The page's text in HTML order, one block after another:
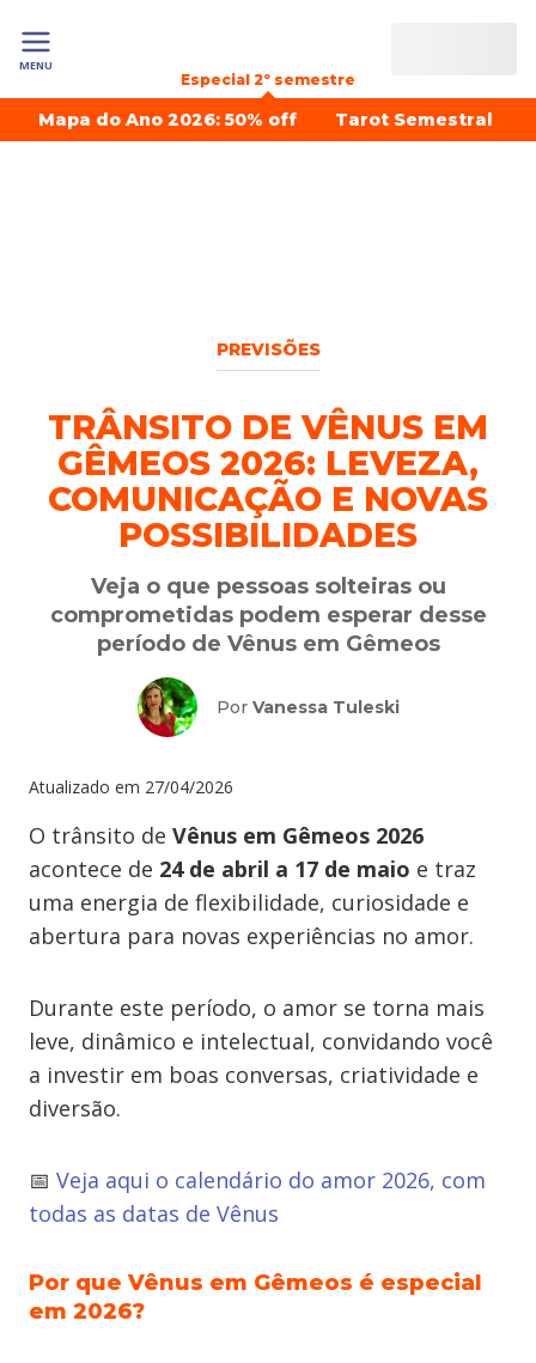
MENU
Especial 2º semestre
Mapa do Ano 2026: 50% off Tarot Semestral
PREVISÕES
TRÂNSITO DE VÊNUS EM
GÊMEOS 2026: LEVEZA,
COMUNICAÇÃO E NOVAS
POSSIBILIDADES
Veja o que pessoas solteiras ou
comprometidas podem esperar desse
período de Vênus em Gêmeos
Por Vanessa Tuleski
Atualizado em 27/04/2026
O trânsito de Vênus em Gêmeos 2026
acontece de 24 de abril a 17 de maio e traz
uma energia de flexibilidade, curiosidade e
abertura para novas experiências no amor.
Durante este período, o amor se torna mais
leve, dinâmico e intelectual, convidando você
a investir em boas conversas, criatividade e
diversão.
📅 Veja aqui o calendário do amor 2026, com
todas as datas de Vênus
Por que Vênus em Gêmeos é especial
em 2026?